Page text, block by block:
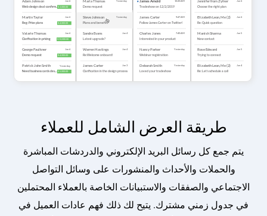
طريقة العرض الشامل للعملاء
يتم جمع كل رسائل البريد الإلكتروني والدردشات المباشرة
والحملات والأحداث والمنشورات على وسائل التواصل
الاجتماعي والصفقات والاستبيانات الخاصة بالعملاء المحتملين
في جدول زمني مشترك. يتيح لك ذلك فهم عادات العميل في